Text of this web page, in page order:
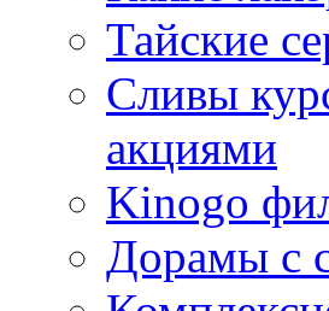
Тайские
Сливы
акциями
Kinogo
Дорамы с